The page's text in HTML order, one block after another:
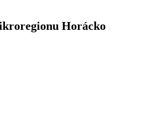
Horácko